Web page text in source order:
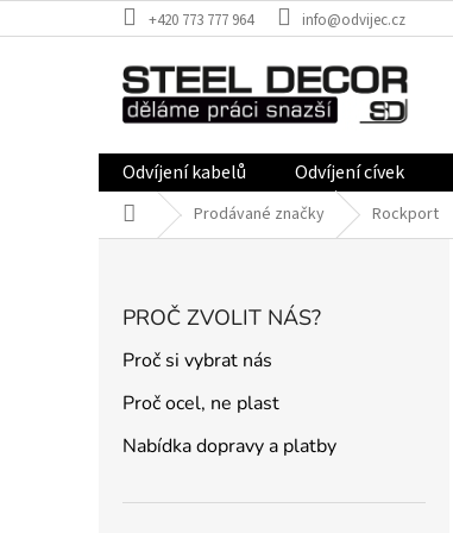
na
+420 773 777 964 info@odvijec.cz
Odvíjení kabelů Odvíjení cívek
Domů Prodávané značky Rockport
PROČ ZVOLIT NÁS?
Proč si vybrat nás
Proč ocel, ne plast
Nabídka dopravy a platby